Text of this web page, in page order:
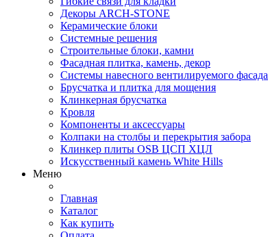
Декоры ARCH-STONE
Керамические блоки
Системные решения
Строительные блоки, камни
Фасадная плитка, камень, декор
Системы навесного вентилируемого фасада
Брусчатка и плитка для мощения
Клинкерная брусчатка
Кровля
Компоненты и аксессуары
Колпаки на столбы и перекрытия забора
Клинкер плиты OSB ЦСП ХЦЛ
Искусственный камень White Hills
Меню
Главная
Каталог
Как купить